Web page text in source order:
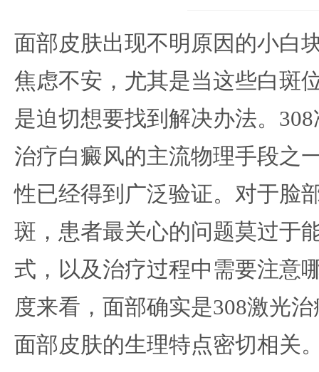
面部皮肤出现不明原因的小白
焦虑不安，尤其是当这些白斑
是迫切想要找到解决办法。
治疗白癜风的主流物理手段之
性已经得到广泛验证。对于脸
斑，患者最关心的问题莫过于
式，以及治疗过程中需要注意
度来看，面部确实是308激光
面部皮肤的生理特点密切相关